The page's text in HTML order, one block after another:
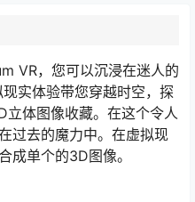
VR，您可以沉浸在迷人的
实体验带您穿越时空，探
体图像收藏。在这个令人
过去的魔力中。在虚拟现
成单个的3D图像。